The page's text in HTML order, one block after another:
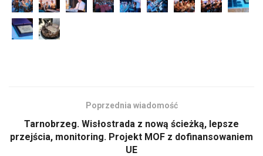
Poprzednia wiadomość
Tarnobrzeg. Wisłostrada z nową ścieżką, lepsze
przejścia, monitoring. Projekt MOF z dofinansowaniem
UE